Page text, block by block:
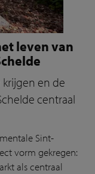
leven van
krijgen en de
centraal
Sint-
vorm gekregen:
als centraal